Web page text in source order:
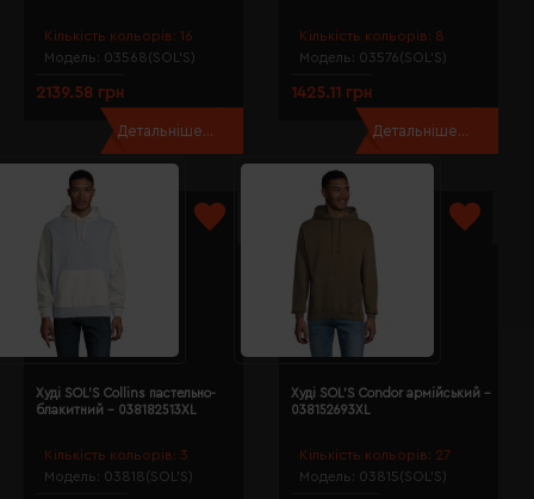
Кількість кольорів: 16
Модель: 03568(SOL’S)
2139.58 грн
Детальніше...
Кількість кольорів: 8
Модель: 03576(SOL’S)
1425.11 грн
Детальніше...
Кількість кольорів: 3
Модель: 03818(SOL’S)
Худі SOL'S Collins пастельно-
блакитний - 038182513XL
Кількість кольорів: 27
Модель: 03815(SOL’S)
Худі SOL'S Condor армійський -
038152693XL